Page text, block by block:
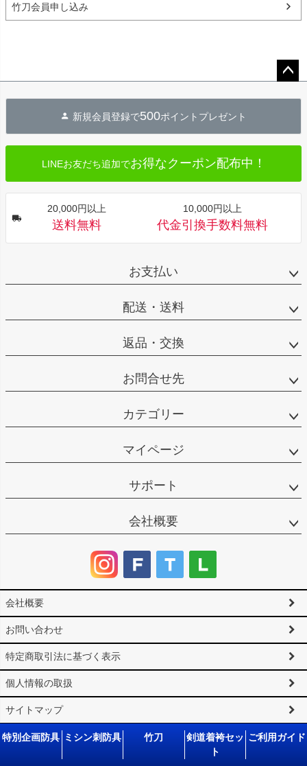
竹刀会員申し込み
へ
新規会員登録で500ポイントプレゼント
LINEお友だち追加でお得なクーポン配布中！
20,000円以上
送料無料
10,000円以上
代金引換手数料無料
お支払い
配送・送料
返品・交換
お問合せ先
カテゴリー
マイページ
サポート
会社概要
会社概要
お問い合わせ
特定商取引法に基づく表示
個人情報の取扱
サイトマップ
©2025 剣道防具工房「源」 All Rights reserved.
特別企画防具 ミシン刺防具 竹刀
剣道着袴セッ
ト
ご利用ガイド